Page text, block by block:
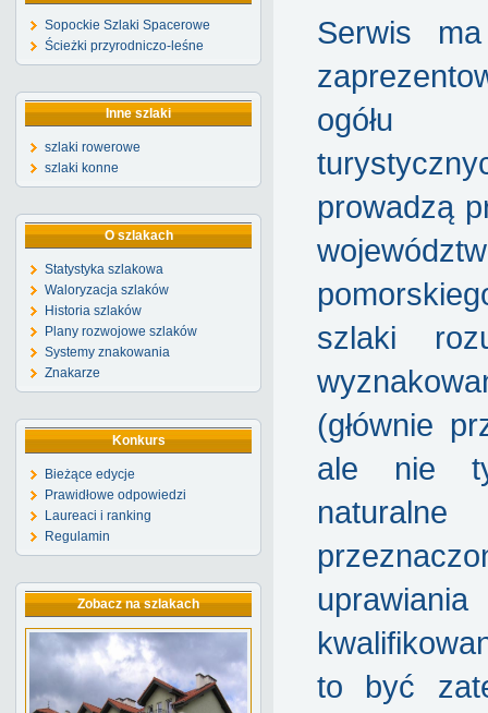
Sopockie Szlaki Spacerowe
Ścieżki przyrodniczo-leśne
Inne szlaki
szlaki rowerowe
szlaki konne
O szlakach
Statystyka szlakowa
Waloryzacja szlaków
Historia szlaków
Plany rozwojowe szlaków
Systemy znakowania
Znakarze
Konkurs
Bieżące edycje
Prawidłowe odpowiedzi
Laureaci i ranking
Regulamin
Zobacz na szlakach
Serwis
ogółu
prowadzą
szlaki
(głównie
ale nie
to być